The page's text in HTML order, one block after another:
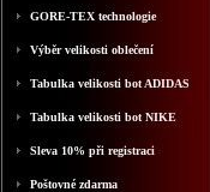
GORE-TEX technologie
Výběr velikosti oblečení
Tabulka velikosti bot ADIDAS
Tabulka velikosti bot NIKE
Sleva 10% při registraci
Poštovné zdarma